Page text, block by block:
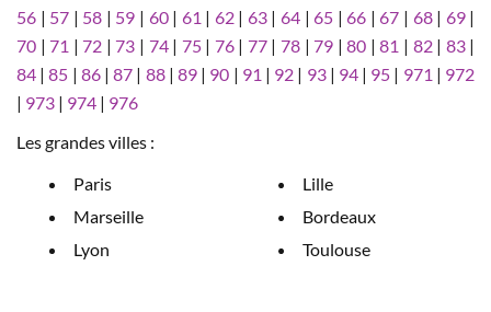
56 | 57 | 58 | 59 | 60| 61 | 62| 63| 64 |65 |66 |67 | 68| 69|
70 |71 |72 |73 | 74| 75| 76| 77| 78 |79 |80 |81 | 82| 83|
84 |85 | 86|87 | 88| 89| 90 | 91 | 92 | 93| 94| 95 | 971 | 972
| 973 | 974 | 976
Les grandes villes :
Paris
Marseille
Lyon
Lille
Bordeaux
Toulouse